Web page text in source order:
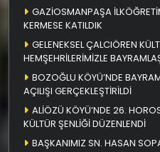
GAZİOSMANPAŞA
KERMESE KATILDIK
GELENEKSEL ÇALCIÖREN
HEMŞEHRİLERİMİZLE
BOZOĞLU KÖYÜ’NDE
AÇILIŞI GERÇEKLEŞTİRİLDİ
ALİÖZÜ KÖYÜ’NDE 26.
KÜLTÜR ŞENLİĞİ DÜZENLENDİ
BAŞKANIMIZ SN. HASAN